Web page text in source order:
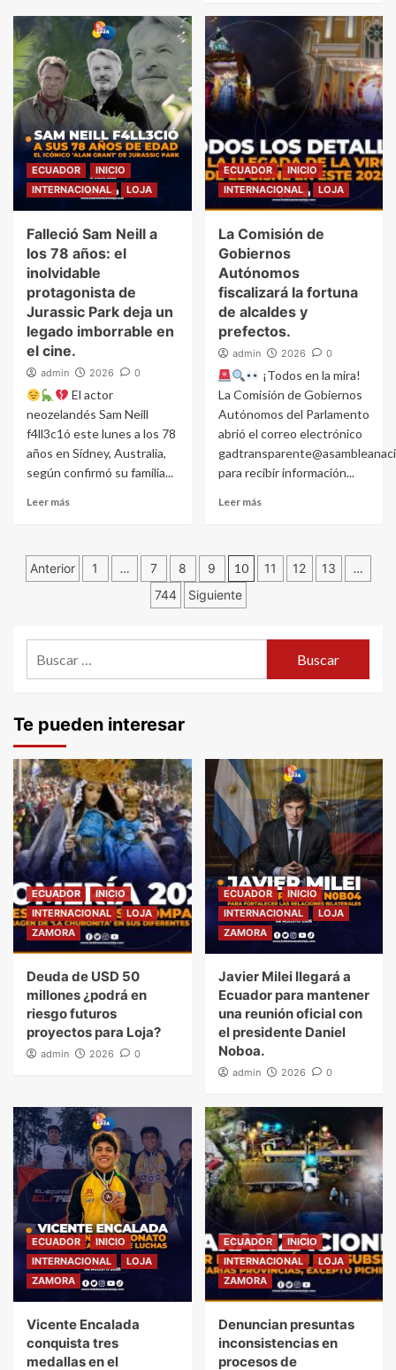
ECUADOR
INICIO
INTERNACIONAL
LOJA
Falleció Sam Neill a
los 78 años: el
inolvidable
protagonista de
Jurassic Park deja un
legado imborrable en
el cine.
admin 2026 0
El actor
neozelandés Sam Neill
f4ll3c1ó este lunes a los 78
años en Sídney, Australia,
según confirmó su familia...
Leer más
ECUADOR
INICIO
INTERNACIONAL
LOJA
La Comisión de
Gobiernos
Autónomos
fiscalizará la fortuna
de alcaldes y
prefectos.
admin 2026 0
¡Todos en la mira!
La Comisión de Gobiernos
Autónomos del Parlamento
abrió el correo electrónico
para recibir información...
Leer más
Navegación
entradas
Anterior 1 … 7 8 9 10 11 12 13
…
744
Siguiente
Te pueden interesar
ECUADOR
INICIO
INTERNACIONAL
LOJA
ZAMORA
Deuda de USD 50
millones ¿podrá en
riesgo futuros
proyectos para Loja?
admin 2026 0
ECUADOR
INICIO
INTERNACIONAL
LOJA
ZAMORA
Javier Milei llegará a
Ecuador para mantener
una reunión oficial con
el presidente Daniel
Noboa.
admin 2026 0
ECUADOR
INICIO
INTERNACIONAL
LOJA
ZAMORA
Vicente Encalada
conquista tres
medallas en el
ECUADOR
INICIO
INTERNACIONAL
LOJA
ZAMORA
Denuncian presuntas
inconsistencias en
procesos de